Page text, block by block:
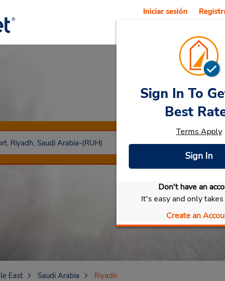
Iniciar sesión
Car Rental
Seleccionar mi
Sign In To
Best
Terms Apply
Sign In
Don't have an
It's easy and only
Create an
East Saudi Arabia Riyadh